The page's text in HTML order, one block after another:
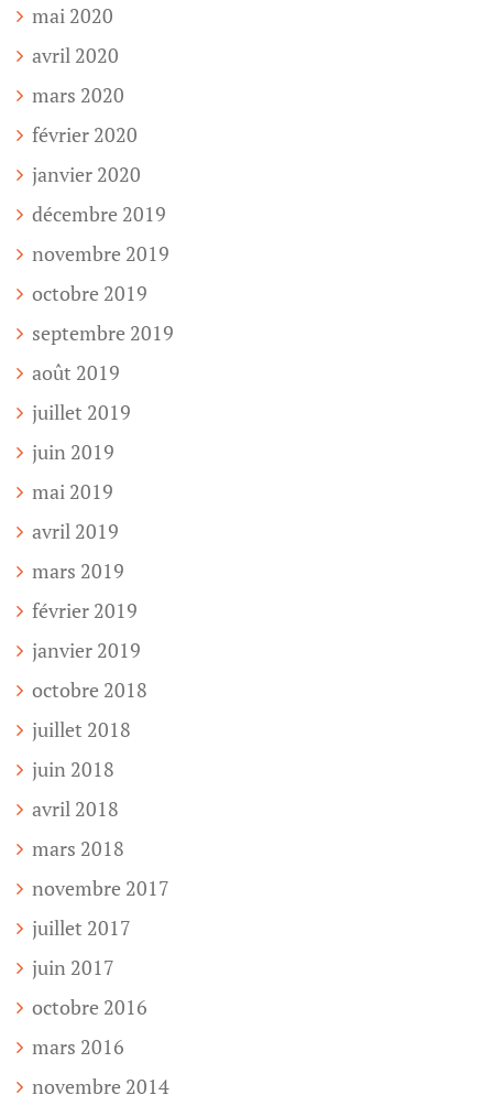
mai 2020
avril 2020
mars 2020
février 2020
janvier 2020
décembre 2019
novembre 2019
octobre 2019
septembre 2019
août 2019
juillet 2019
juin 2019
mai 2019
avril 2019
mars 2019
février 2019
janvier 2019
octobre 2018
juillet 2018
juin 2018
avril 2018
mars 2018
novembre 2017
juillet 2017
juin 2017
octobre 2016
mars 2016
novembre 2014